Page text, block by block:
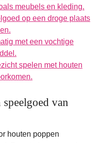
meubels en kleding.
op een droge plaats
met een vochtige
spelen met houten
van
houten poppen